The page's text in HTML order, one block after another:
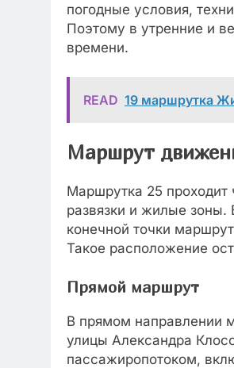
погодные условия,
Поэтому в утренние и
времени.
READ 19 маршрутка
Маршрут
Маршрутка 25
развязки и жилые зоны.
конечной точки
Такое расположение
Прямой маршрут
В прямом направлении
улицы Александра
пассажиропотоком,